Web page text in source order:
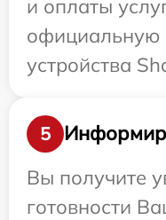
и оплаты
официальную
устройства
5
Вы получите
готовности